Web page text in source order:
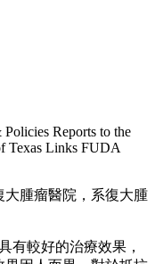
Policies Reports to the
Texas Links FUDA
腫瘤醫院，系復大腫
有較好的治療效果，